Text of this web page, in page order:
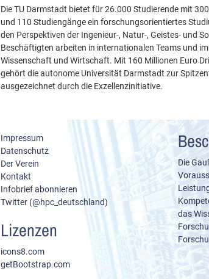
Die TU Darmstadt bietet für 26.000 Studierende mit
und 110 Studiengänge ein forschungsorientiertes
den Perspektiven der Ingenieur-, Natur-, Geistes- und
Beschäftigten arbeiten in internationalen Teams und
Wissenschaft und Wirtschaft. Mit 160 Millionen Euro
gehört die autonome Universität Darmstadt zur
ausgezeichnet durch die Exzellenzinitiative.
Impressum
Datenschutz
Der Verein
Kontakt
Infobrief abonnieren
Twitter (@hpc_deutschland)
Lizenzen
icons8.com
getBootstrap.com
Die
das